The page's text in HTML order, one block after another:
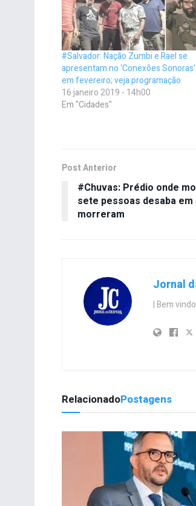
#Salvador: Nação Zumbi e Rael se
apresentam no ‘Conexões Sonoras’
em fevereiro; veja programação
16 janeiro 2019 - 14h00
Em "Cidades"
Post Anterior
#Chuvas: Prédio onde
sete pessoas desaba
morreram
Jornal
| Bem
RelacionadoPostagens